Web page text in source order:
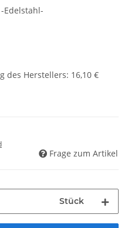
Edelstahl-
des Herstellers: 16,10 €
Frage zum Artikel
Stück